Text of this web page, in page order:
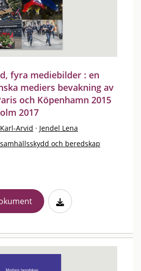
fyra mediebilder : en
mediers bevakning av
och Köpenhamn 2015
2017
Arvid · Jendel Lena
och beredskap